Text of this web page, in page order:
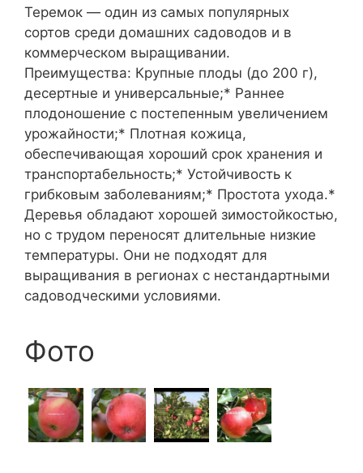
Теремок — один из самых популярных
сортов среди домашних садоводов и в
коммерческом выращивании.
Преимущества: Крупные плоды (до 200 г),
десертные и универсальные;* Раннее
плодоношение с постепенным увеличением
урожайности;* Плотная кожица,
обеспечивающая хороший срок хранения и
транспортабельность;* Устойчивость к
грибковым заболеваниям;* Простота ухода.*
Деревья обладают хорошей зимостойкостью,
но с трудом переносят длительные низкие
температуры. Они не подходят для
выращивания в регионах с нестандартными
садоводческими условиями.
Фото